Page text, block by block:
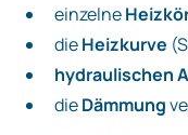
einzelne
dieHeizkurve
hydraulischen
dieDämmung